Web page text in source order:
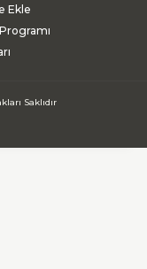
Ekle
Saklıdır